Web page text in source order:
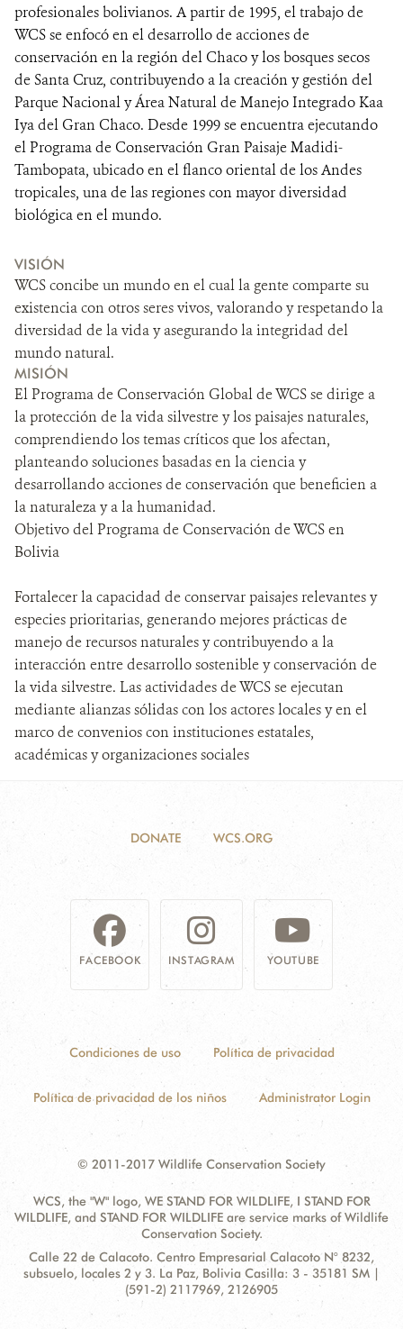
profesionales bolivianos. A partir de 1995, el trabajo de
WCS se enfocó en el desarrollo de acciones de
conservación en la región del Chaco y los bosques secos
de Santa Cruz, contribuyendo a la creación y gestión del
Parque Nacional y Área Natural de Manejo Integrado Kaa
Iya del Gran Chaco. Desde 1999 se encuentra ejecutando
el Programa de Conservación Gran Paisaje Madidi-
Tambopata, ubicado en el flanco oriental de los Andes
tropicales, una de las regiones con mayor diversidad
biológica en el mundo.
VISIÓN
WCS concibe un mundo en el cual la gente comparte su
existencia con otros seres vivos, valorando y respetando la
diversidad de la vida y asegurando la integridad del
mundo natural.
MISIÓN
El Programa de Conservación Global de WCS se dirige a
la protección de la vida silvestre y los paisajes naturales,
comprendiendo los temas críticos que los afectan,
planteando soluciones basadas en la ciencia y
desarrollando acciones de conservación que beneficien a
la naturaleza y a la humanidad.
Objetivo del Programa de Conservación de WCS en
Bolivia
Fortalecer la capacidad de conservar paisajes relevantes y
especies prioritarias, generando mejores prácticas de
manejo de recursos naturales y contribuyendo a la
interacción entre desarrollo sostenible y conservación de
la vida silvestre. Las actividades de WCS se ejecutan
mediante alianzas sólidas con los actores locales y en el
marco de convenios con instituciones estatales,
académicas y organizaciones sociales
DONATE WCS.ORG
FACEBOOK INSTAGRAM YOUTUBE
Condiciones de uso Política de privacidad
Política de privacidad de los niños Administrator Login
© 2011-2017 Wildlife Conservation Society
WCS, the "W" logo, WE STAND FOR WILDLIFE, I STAND FOR
WILDLIFE, and STAND FOR WILDLIFE are service marks of Wildlife
Conservation Society.
Contact
Information
Address:
Calle 22 de Calacoto. Centro Empresarial Calacoto N° 8232,
subsuelo, locales 2 y 3. La Paz, Bolivia Casilla: 3 - 35181 SM |
(591-2) 2117969, 2126905